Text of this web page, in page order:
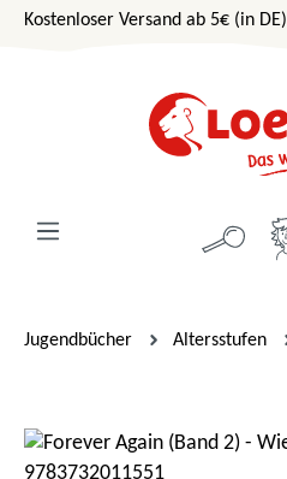
Zum Hauptinhalt springen
Kostenloser Versand ab 5€ (in DE)
Jugendbücher Altersstufen
Bildergalerie überspringen